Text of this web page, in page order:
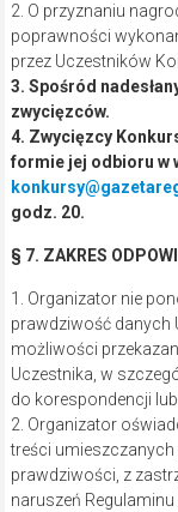
2. O przyznaniu
poprawności
przez Uczestników
3. Spośród
zwycięzców.
4. Zwycięzcy
formie jej odbioru w
godz. 20.
§ 7. ZAKRES
1. Organizator nie
prawdziwość danych
możliwości
Uczestnika, w
do korespondencji lub
2. Organizator
treści umieszczanych
prawdziwości, z
naruszeń